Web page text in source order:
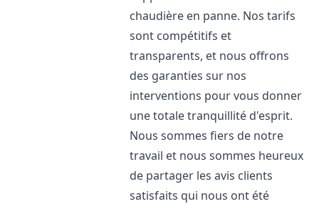
chaudière en panne. Nos tarifs
sont compétitifs et
transparents, et nous offrons
des garanties sur nos
interventions pour vous donner
une totale tranquillité d'esprit.
Nous sommes fiers de notre
travail et nous sommes heureux
de partager les avis clients
satisfaits qui nous ont été